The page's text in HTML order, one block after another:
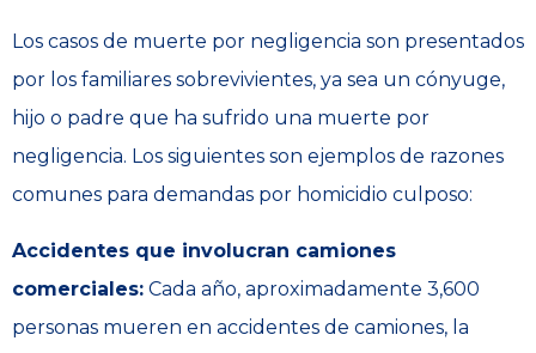
Los casos de muerte por negligencia son presentados
por los familiares sobrevivientes, ya sea un cónyuge,
hijo o padre que ha sufrido una muerte por
negligencia. Los siguientes son ejemplos de razones
comunes para demandas por homicidio culposo:
Accidentes que involucran camiones
comerciales: Cada año, aproximadamente 3,600
personas mueren en accidentes de camiones, la